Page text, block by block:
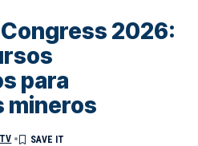
2026:
para
mineros